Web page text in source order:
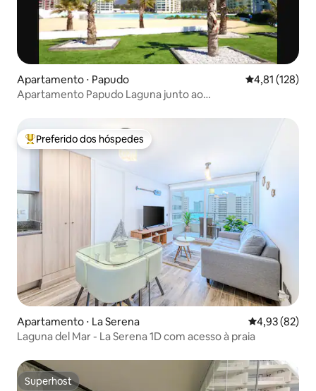
Apartamento ⋅ Papudo 4,81 de uma
4,81 (128)
Apartamento Papudo Laguna junto ao
Entre os melhores preferidos dos hóspedes
Preferido dos hóspedes
Apartamento ⋅ La Serena 4,93 de uma
4,93 (82)
Laguna del Mar - La Serena 1D com acesso à praia
Superhost
Superhost